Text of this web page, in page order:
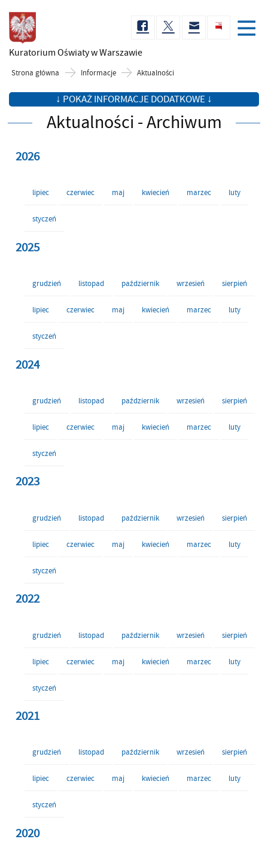
Kuratorium Oświatyw Warszawie
Strona główna Informacje Aktualności
↓ POKAŻ INFORMACJE DODATKOWE ↓
Aktualności - Archiwum
2026
lipiec czerwiec maj kwiecień marzec luty
styczeń
2025
grudzień listopad październik wrzesień sierpień
lipiec czerwiec maj kwiecień marzec luty
styczeń
2024
grudzień listopad październik wrzesień sierpień
lipiec czerwiec maj kwiecień marzec luty
styczeń
2023
grudzień listopad październik wrzesień sierpień
lipiec czerwiec maj kwiecień marzec luty
styczeń
2022
grudzień listopad październik wrzesień sierpień
lipiec czerwiec maj kwiecień marzec luty
styczeń
2021
grudzień listopad październik wrzesień sierpień
lipiec czerwiec maj kwiecień marzec luty
styczeń
2020